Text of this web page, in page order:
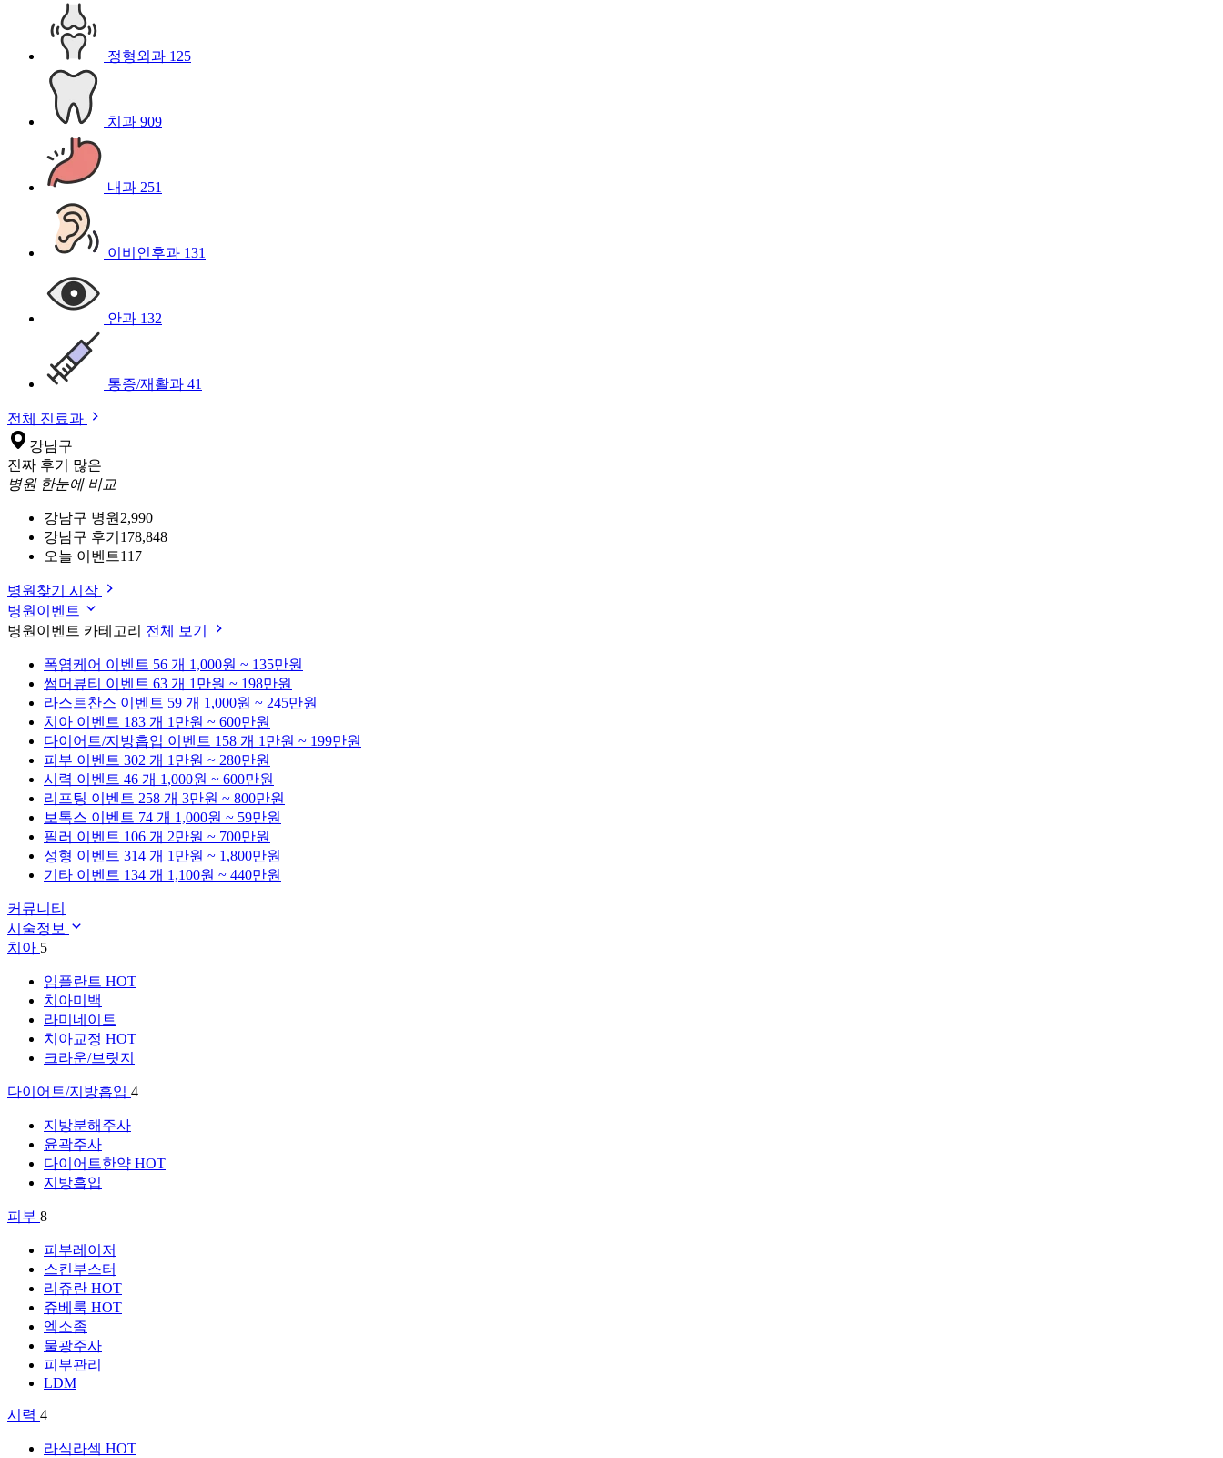
정형외과 125
치과 909
내과 251
이비인후과 131
안과 132
통증/재활과 41
전체 진료과
강남구
진짜 후기 많은
병원 한눈에 비교
강남구 병원 2,990
강남구 후기 178,848
오늘 이벤트117
병원찾기 시작
병원이벤트
병원이벤트 카테고리 전체 보기
폭염케어 이벤트 56 개 1,000원 ~ 135만원
썸머뷰티 이벤트 63 개 1만원 ~ 198만원
라스트찬스 이벤트 59 개 1,000원 ~ 245만원
치아 이벤트 183 개 1만원 ~ 600만원
다이어트/지방흡입 이벤트 158 개 1만원 ~ 199만원
피부 이벤트 302 개 1만원 ~ 280만원
시력 이벤트 46 개 1,000원 ~ 600만원
리프팅 이벤트 258 개 3만원 ~ 800만원
보톡스 이벤트 74 개 1,000원 ~ 59만원
필러 이벤트 106 개 2만원 ~ 700만원
성형 이벤트 314 개 1만원 ~ 1,800만원
기타 이벤트 134 개 1,100원 ~ 440만원
커뮤니티
시술정보
치아 5
임플란트 HOT
치아미백
라미네이트
치아교정 HOT
크라운/브릿지
다이어트/지방흡입 4
지방분해주사
윤곽주사
다이어트한약 HOT
지방흡입
피부 8
피부레이저
스킨부스터
리쥬란 HOT
쥬베룩 HOT
엑소좀
물광주사
피부관리
LDM
시력 4
라식라섹 HOT